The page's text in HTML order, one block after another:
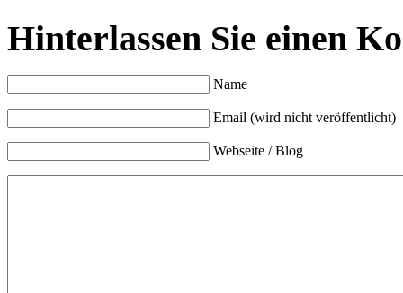
Hinterlassen Sie einen
Name
Email (wird nicht veröffentlicht)
Webseite / Blog